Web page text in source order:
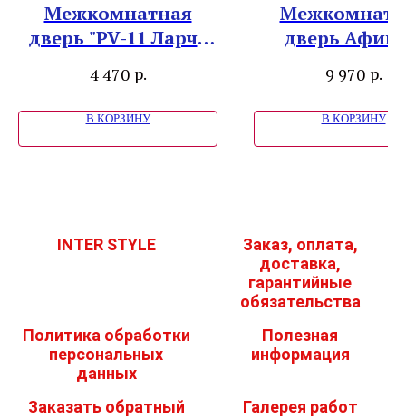
Межкомнатная
дверь "PV-11 Ларче
4 470 р.
В КОРЗИНУ
дверь
9 970 р.
В КОРЗИНУ
INTER STYLE
Заказ, оплата,
доставка,
гарантийные
обязательства
Политика обработки
персональных
данных
Полезная
информация
Заказать обратный
Галерея работ